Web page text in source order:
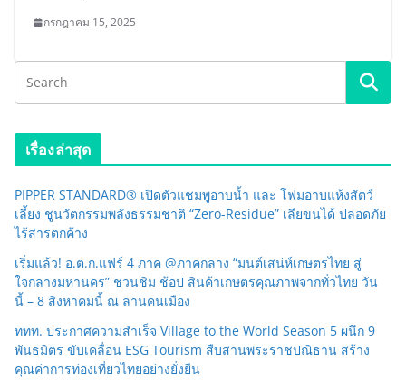
กรกฎาคม 15, 2025
เรื่องล่าสุด
PIPPER STANDARD® เปิดตัวแชมพูอาบน้ำ และ โฟมอาบแห้งสัตว์
เลี้ยง ชูนวัตกรรมพลังธรรมชาติ “Zero-Residue” เลียขนได้ ปลอดภัย
ไร้สารตกค้าง
เริ่มแล้ว! อ.ต.ก.แฟร์ 4 ภาค @ภาคกลาง “มนต์เสน่ห์เกษตรไทย สู่
ใจกลางมหานคร” ชวนชิม ช้อป สินค้าเกษตรคุณภาพจากทั่วไทย วัน
นี้ – 8 สิงหาคมนี้ ณ ลานคนเมือง
ททท. ประกาศความสำเร็จ Village to the World Season 5 ผนึก 9
พันธมิตร ขับเคลื่อน ESG Tourism สืบสานพระราชปณิธาน สร้าง
คุณค่าการท่องเที่ยวไทยอย่างยั่งยืน